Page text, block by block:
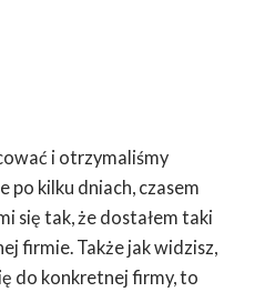
i otrzymaliśmy
po kilku dniach, czasem
się tak, że dostałem taki
firmie. Także jak widzisz,
do konkretnej firmy, to